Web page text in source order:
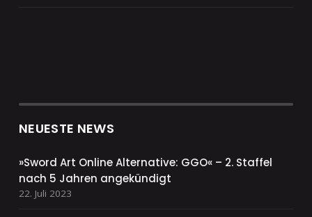
NEUESTE NEWS
»Sword Art Online Alternative: GGO« – 2. Staffel
nach 5 Jahren angekündigt
22. Juli 2023